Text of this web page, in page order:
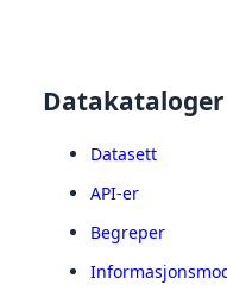
Datakataloger
Datasett
API-er
Begreper